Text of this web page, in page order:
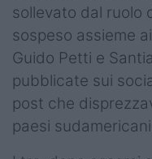
sollevato dal ruolo
sospeso assieme
Guido Petti e
pubblicate sui
post che
paesi